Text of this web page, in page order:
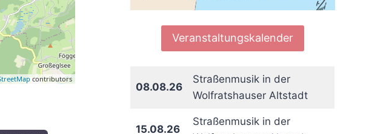
contributors
Veranstaltungskalender
08.08.26
Straßenmusik in der
Wolfratshauser Altstadt
15.08.26
Straßenmusik in der